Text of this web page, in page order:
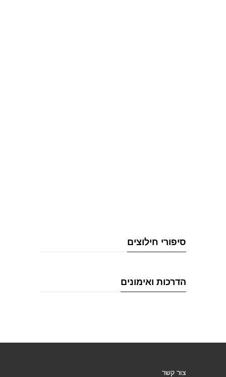
סיפורי חילוצים
הדרכות ואימונים
צור קשר